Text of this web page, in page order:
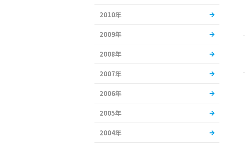
2010年
2009年
2008年
2007年
2006年
2005年
2004年